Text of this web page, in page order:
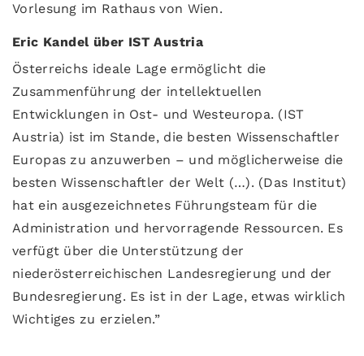
Vorlesung im Rathaus von Wien.
Eric Kandel über IST Austria
Österreichs ideale Lage ermöglicht die
Zusammenführung der intellektuellen
Entwicklungen in Ost- und Westeuropa. (IST
Austria) ist im Stande, die besten Wissenschaftler
Europas zu anzuwerben – und möglicherweise die
besten Wissenschaftler der Welt (…). (Das Institut)
hat ein ausgezeichnetes Führungsteam für die
Administration und hervorragende Ressourcen. Es
verfügt über die Unterstützung der
niederösterreichischen Landesregierung und der
Bundesregierung. Es ist in der Lage, etwas wirklich
Wichtiges zu erzielen.”